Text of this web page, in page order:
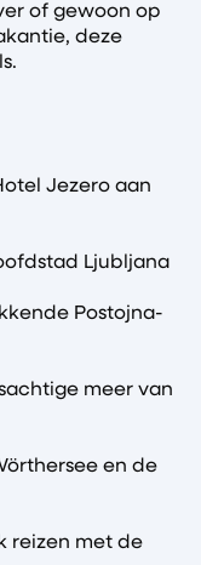
of gewoon op
deze
Jezero aan
Ljubljana
Postojna-
meer van
en de
reizen met de